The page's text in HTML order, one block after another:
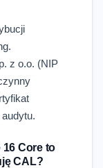
z o.o. (NIP
16 Core to
CAL?